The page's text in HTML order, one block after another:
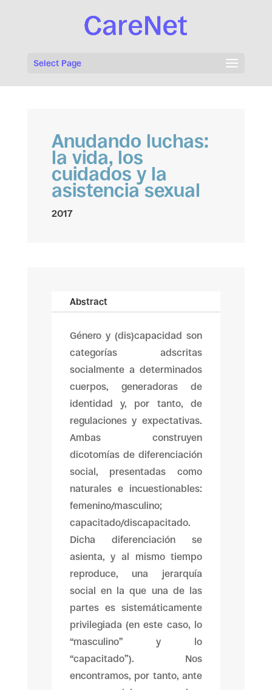
Select Page
Anudando luchas:
la vida, los
cuidados y la
asistencia sexual
2017
Abstract
Género y (dis)capacidad son
categorías adscritas
socialmente a determinados
cuerpos, generadoras de
identidad y, por tanto, de
regulaciones y expectativas.
Ambas construyen
dicotomías de diferenciación
social, presentadas como
naturales e incuestionables:
femenino/masculino;
capacitado/discapacitado.
Dicha diferenciación se
asienta, y al mismo tiempo
reproduce, una jerarquía
social en la que una de las
partes es sistemáticamente
privilegiada (en este caso, lo
“masculino” y lo
“capacitado”). Nos
encontramos, por tanto, ante